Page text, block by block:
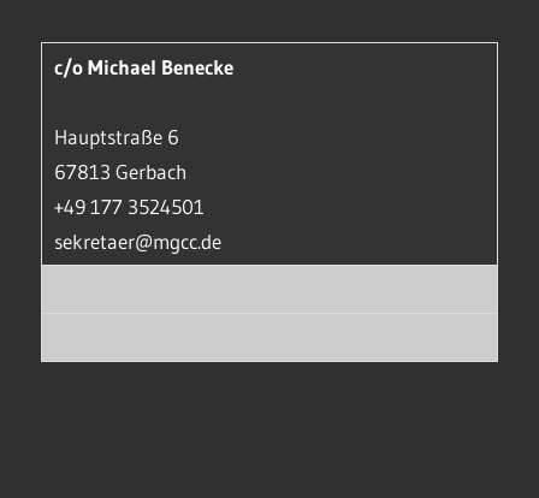
c/o Michael Benecke
Hauptstraße 6
67813 Gerbach
+49 177 3524501
sekretaer@mgcc.de